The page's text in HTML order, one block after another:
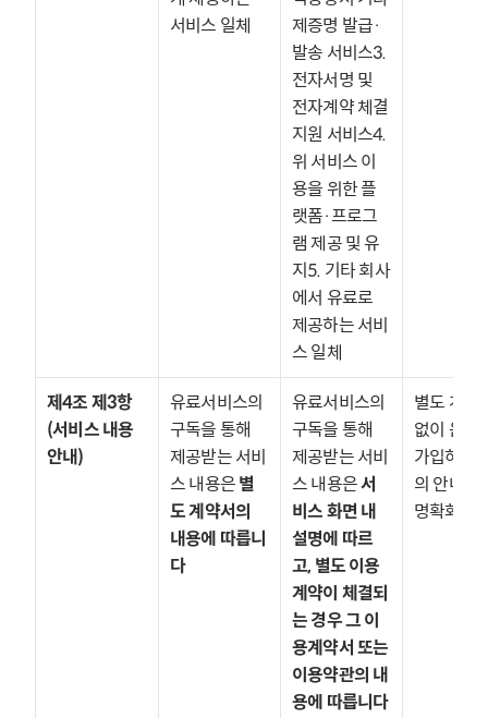
서비스 일체
제증명 발급·
발송 서비스3.
전자서명 및
전자계약 체결
지원 서비스4.
위 서비스 이
용을 위한 플
랫폼·프로그
램 제공 및 유
지5. 기타 회사
에서 유료로
제공하는 서비
스 일체
제4조 제3항
(서비스 내용
안내)
유료서비스의
구독을 통해
제공받는 서비
스 내용은 별
도 계약서의
내용에 따릅니
다
유료서비스의
구독을 통해
제공받는 서비
스 내용은 서
비스 화면 내
설명에 따르
고, 별도 이용
계약이 체결되
는 경우 그 이
용계약서 또는
이용약관의 내
용에 따릅니다
별도 계약
없이 온라
가입하는
의 안내 근
명확화